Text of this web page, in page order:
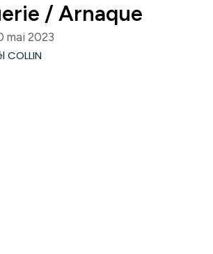
/ Arnaque
mai 2023
COLLIN